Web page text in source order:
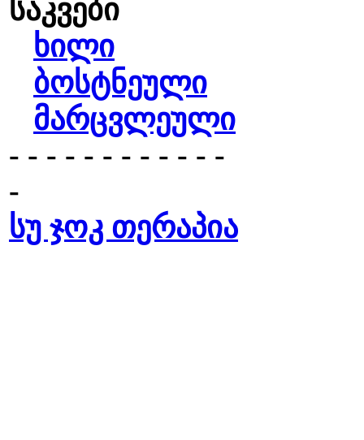
საკვები
ხილი
ბოსტნეული
მარცვლეული
- - - - - - - - - - - -
-
სუ ჯოკ თერაპია